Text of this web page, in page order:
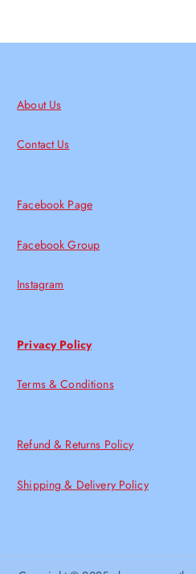
About Us
Contact Us
Facebook Page
Facebook Group
Instagram
Privacy Policy
Terms & Conditions
Refund & Returns Policy
Shipping & Delivery Policy